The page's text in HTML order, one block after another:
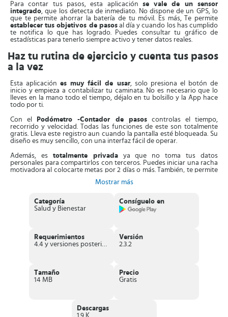
Para contar tus pasos, esta aplicación se vale de un sensor
integrado, que los detecta de inmediato. No dispone de un GPS, lo
que te permite ahorrar la batería de tu móvil. Es más, Te permite
establecer tus objetivos de pasosal día y cuando los has cumplido
te notifica lo que has logrado. Puedes consultar tu gráfico de
estadísticas para tenerlo siempre activo y tener datos reales.
Haz tu rutina de ejercicio y cuenta tus pasos
a la vez
Esta aplicaciónes muy fácil de usar, solo presiona el botón de
inicio y empieza a contabilizar tu caminata. No es necesario que lo
lleves en la mano todo el tiempo, déjalo en tu bolsillo y la App hace
todo por ti.
Con el Podómetro -Contador de pasoscontrolas el tiempo,
recorrido y velocidad. Todas las funciones de este son totalmente
gratis. Lleva este registro aun cuando la pantalla esté bloqueada. Su
diseño es muy sencillo, con una interfaz fácil de operar.
Además, es totalmente privadaya que no toma tus datos
personales para compartirlos con terceros. Puedes iniciar una racha
motivadora al colocarte metas por 2 días o más. También, te permite
ahorrar batería. Es más, si quieres reiniciarlo y empieza desde cero.
Por otra parte, cuenta con la funciónmodo entrenamiento
independiente que puedes hacer en cualquier momento. Esta
función registra por separada el tiempo, la distancia, velocidad y
Adicionalmente, los informes de registro del
de pasos son fáciles de usar e interpretar,
toda clase de dispositivo
Características de Podómetro -Contador de
Requiere sistema operativo
Su tamaño es de 8.2 MB.
Mostrar más
Categoría
Salud y Bienestar
Consíguelo en
Requerimientos
4.4 y versiones posteriores
Versión
2.3.2
Tamaño
14 MB
Precio
Gratis
Descargas
1.9 K